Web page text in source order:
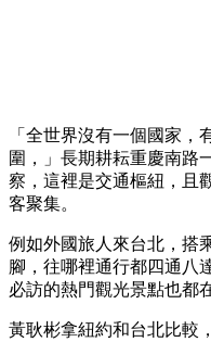
「全世界沒有一個國家
圍，」長期耕耘重慶南路
察，這裡是交通樞紐，且
客聚集。
例如外國旅人來台北，搭
腳，往哪裡通行都四通八
必訪的熱門觀光景點也都
黃耿彬拿紐約和台北比較